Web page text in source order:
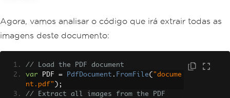
Agora, vamos analisar o código que irá extrair todas as
imagens deste documento:
// Load the PDF document
var PDF = PdfDocument . FromFile( "docume
nt.pdf" );
// Extract all images from the PDF